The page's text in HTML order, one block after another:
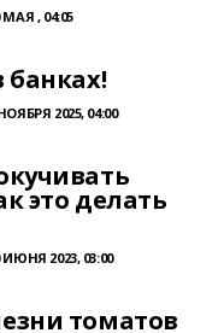
МАЯ , 04:05
банках!
2025, 04:00
это делать
ИЮНЯ 2023, 03:00
томатов